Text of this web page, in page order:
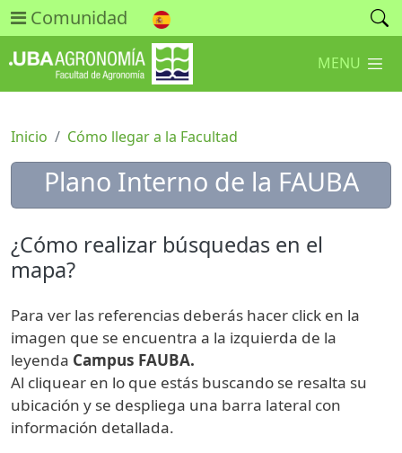
Comunidad
MENU
Inicio Cómo llegar a la Facultad
Plano Interno de la FAUBA
¿Cómo realizar búsquedas en el
mapa?
Para ver las referencias deberás hacer click en la
imagen que se encuentra a la izquierda de la
leyenda Campus FAUBA.
Al cliquear en lo que estás buscando se resalta su
ubicación y se despliega una barra lateral con
información detallada.